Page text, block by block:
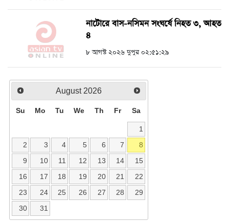
নাটোরে বাস-নসিমন সংঘর্ষে নিহত ৩, আহত
৪
৮ আগস্ট ২০২৬ দুপুর ০২:৫১:২৯
August 2026
Su Mo Tu We Th Fr Sa
1
2
3 4 5 6 7
8
9
10 11 12 13 14
15
16
17 18 19 20 21
22
23
24 25 26 27 28
29
30
31